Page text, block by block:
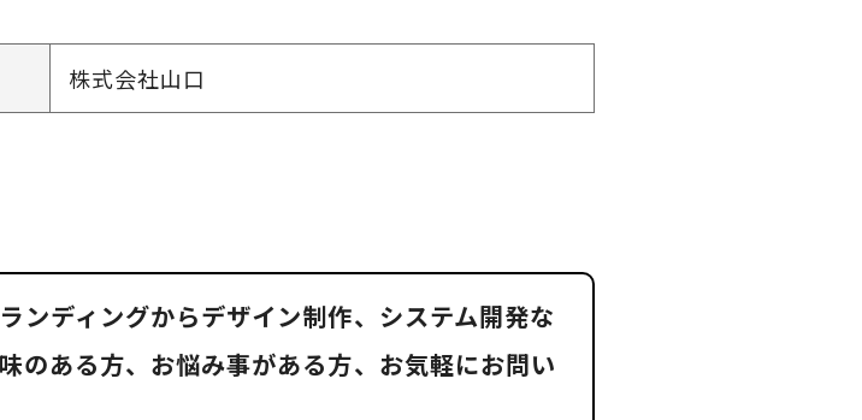
株式会社山口
ンディングからデザイン制作、システム開発な
のある方、お悩み事がある方、お気軽にお問い